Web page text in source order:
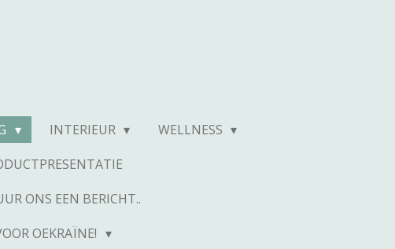
INTERIEUR
WELLNESS
ONS EEN BERICHT..
OEKRAÏNE!